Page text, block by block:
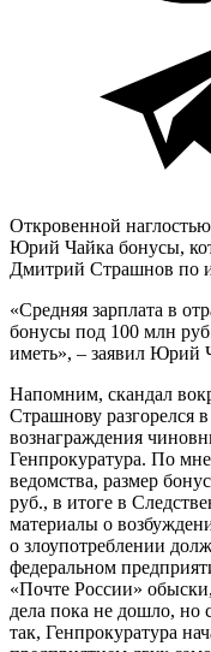
Откровенной
Юрий Чайка бонусы,
Дмитрий Страшнов по
«Средняя зарплата в
бонусы под 100 млн
иметь», – заявил
Напомним, скандал
Страшнову разгорелся
вознаграждения
Генпрокуратура. По
ведомства, размер
руб., в итоге в
материалы о
о злоупотреблении
федеральном
«Почте России»
дела пока не дошло, но
так, Генпрокуратура